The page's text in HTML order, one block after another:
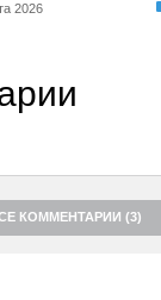
2026
КОММЕНТАРИИ (3)